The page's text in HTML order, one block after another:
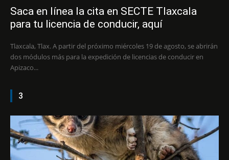
Saca en línea la cita en SECTE Tlaxcala
para tu licencia de conducir, aquí
Tlaxcala, Tlax. A partir del próximo miércoles 19 de agosto, se abrirán
dos módulos más para la expedición de licencias de conducir en
Apizaco...
3